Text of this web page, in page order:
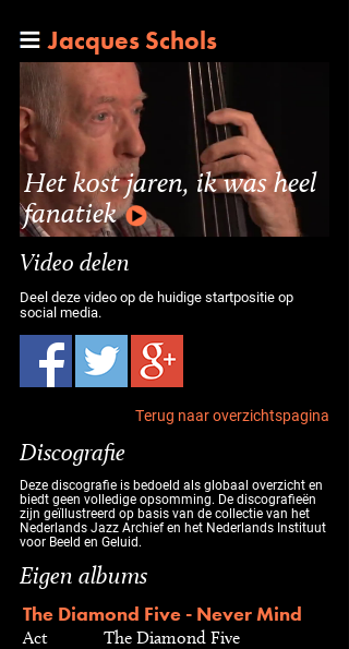
Jacques Schols
Het kost jaren, ik was heel
fanatiek
Video delen
Deel deze video op de huidige startpositie op
social media.
Terug naar overzichtspagina
Discografie
Deze discografie is bedoeld als globaal overzicht en
biedt geen volledige opsomming. De discografieën
zijn geïllustreerd op basis van de collectie van het
Nederlands Jazz Archief en het Nederlands Instituut
voor Beeld en Geluid.
Eigen albums
The Diamond Five - Never Mind
Act
The Diamond Five